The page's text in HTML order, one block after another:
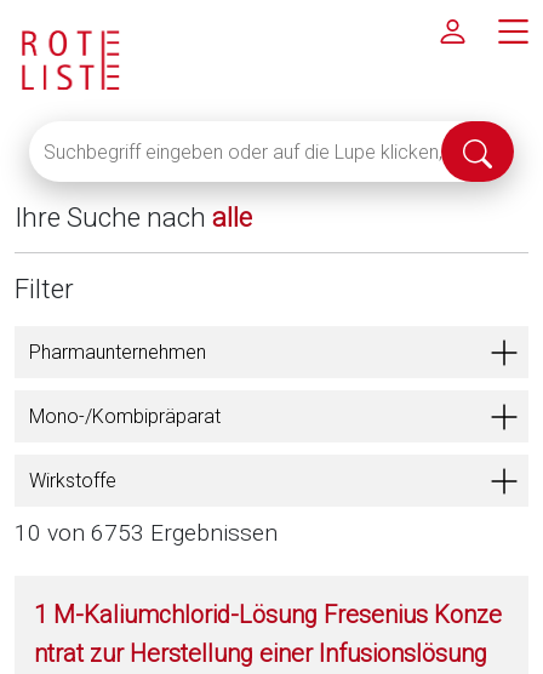
eingeben
oder
auf
die
Lupe
alle
anzuzeigen
Suche
Ihre Suche nach alle
Filter
Pharmaunternehmen
Mono-/Kombipräparat
Wirkstoffe
10 von 6753 Ergebnissen
1 M-Kaliumchlorid-Lösung Fresenius Konze
ntrat zur Herstellung einer Infusionslösung